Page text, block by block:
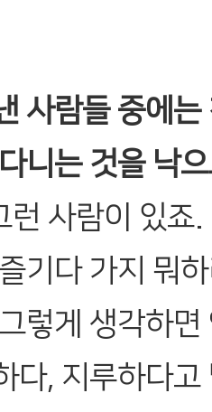
사람들 중에
니는 것을 낙
런 사람이 있죠.
기다 가지 뭐
렇게 생각하
다, 지루하다